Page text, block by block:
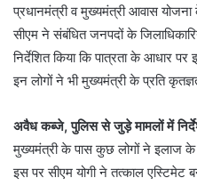
प्रधानमंत्री व मुख्यमंत्री आवास
सीएम ने संबंधित जनपदों के
निर्देशित किया कि पात्रता के आधार
इन लोगों ने भी मुख्यमंत्री के प्रति
अवैध कब्जे, पुलिस से जुड़े मामलों में
मुख्यमंत्री के पास कुछ लोगों ने इलाज के
इस पर सीएम योगी ने तत्काल एस्टिमेट